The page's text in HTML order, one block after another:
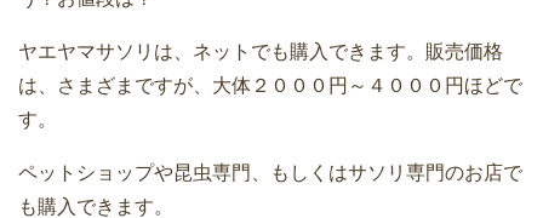
ヤエヤマサソリは、ネットでも購入できます。販売価格
は、さまざまですが、大体２０００円～４０００円ほどで
す。
ペットショップや昆虫専門、もしくはサソリ専門のお店で
も購入できます。